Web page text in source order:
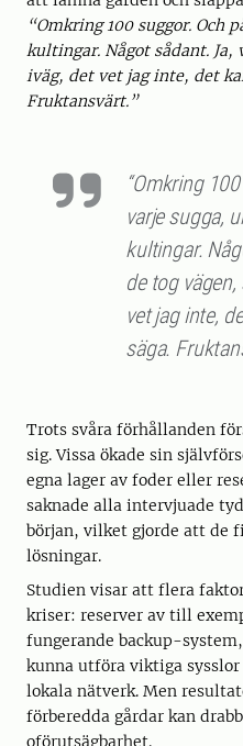
“Omkring 100 suggor. Och
kultingar. Något sådant. Ja,
iväg, det vet jag inte, det
Fruktansvärt.”
“Omkring
varje sugga,
kultingar.
de tog
vet jag inte,
säga.
Trots svåra förhållanden
sig. Vissa ökade sin
egna lager av foder eller
saknade alla intervjuade
början, vilket gjorde att de
lösningar.
Studien visar att flera
kriser: reserver av till
fungerande backup-
kunna utföra viktiga
lokala nätverk. Men
förberedda gårdar kan
oförutsägbarhet.